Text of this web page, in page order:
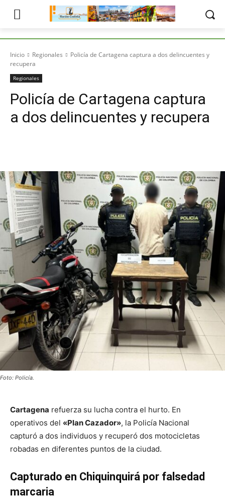
Inicio Regionales
Policía de Cartagena captura a dos delincuentes y
recupera
Regionales
Policía de Cartagena captura
a dos delincuentes y recupera
Foto: Policía.
Cartagena refuerza su lucha contra el hurto. En
operativos del «Plan Cazador», la Policía Nacional
capturó a dos individuos y recuperó dos motocicletas
robadas en diferentes puntos de la ciudad.
Capturado en Chiquinquirá por falsedad
marcaria